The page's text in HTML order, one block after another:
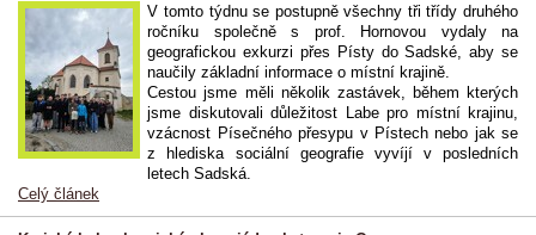
V tomto týdnu se postupně všechny tři třídy druhého
ročníku společně s prof. Hornovou vydaly na
geografickou exkurzi přes Písty do Sadské, aby se
naučily základní informace o místní krajině.
Cestou jsme měli několik zastávek, během kterých
jsme diskutovali důležitost Labe pro místní krajinu,
vzácnost Písečného přesypu v Pístech nebo jak se
z hlediska sociální geografie vyvíjí v posledních
letech Sadská.
Celý článek